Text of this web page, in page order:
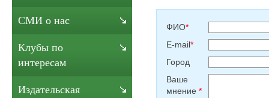
ФИО*
E-mail*
Город
Ваше
мнение *
СМИ о нас
Клубы по
интересам
Издательская